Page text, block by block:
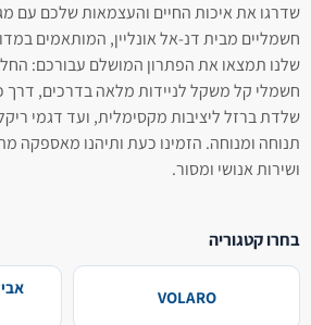
שדרגו את איכות החיים והעצמאות שלכם עם
חשמליים מבית דנ-אל אונליין, המותאמים
שלנו תמצאו את הפתרון המושלם עבורכם:
חשמלי קל משקל לניידות מלאה בדרכים, דרך
שלדת ברזל ליציבות מקסימלית, ועד דגמי
תנוחה ומנוחה. הזמינו כעת ותיהנו מאספקה
ושירות אנושי ומסור.
בחרו קטגוריה
VOLARO